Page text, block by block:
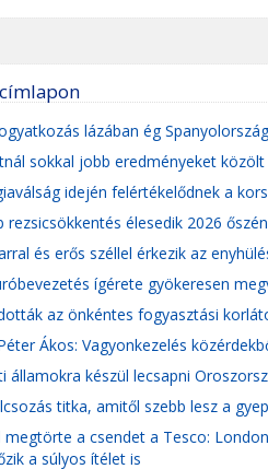
lázában ég
sokkal jobb eredményeket
idején felértékelődnek a
rezsicsökkentés élesedik 2026
és erős széllel érkezik az
ígérete gyökeresen
az önkéntes fogyasztási
Ákos: Vagyonkezelés
államokra készül lecsapni
titka, amitől szebb lesz a
megtörte a csendet a Tesco:
a súlyos ítélet is